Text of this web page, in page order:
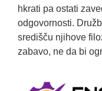
hkrati pa ostati
odgovornosti.
središču njihove
zabavo, ne da bi